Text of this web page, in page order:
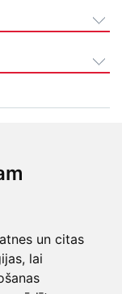
un citas
lai